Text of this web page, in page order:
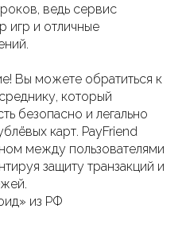
ведь сервис
игр и отличные
Вы можете обратиться к
который
безопасно и легально
карт. PayFriend
между пользователями
защиту транзакций и
из РФ